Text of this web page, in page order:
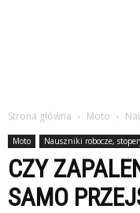
Strona główna Moto
Moto Nauszniki robocze,
CZY
SAMO